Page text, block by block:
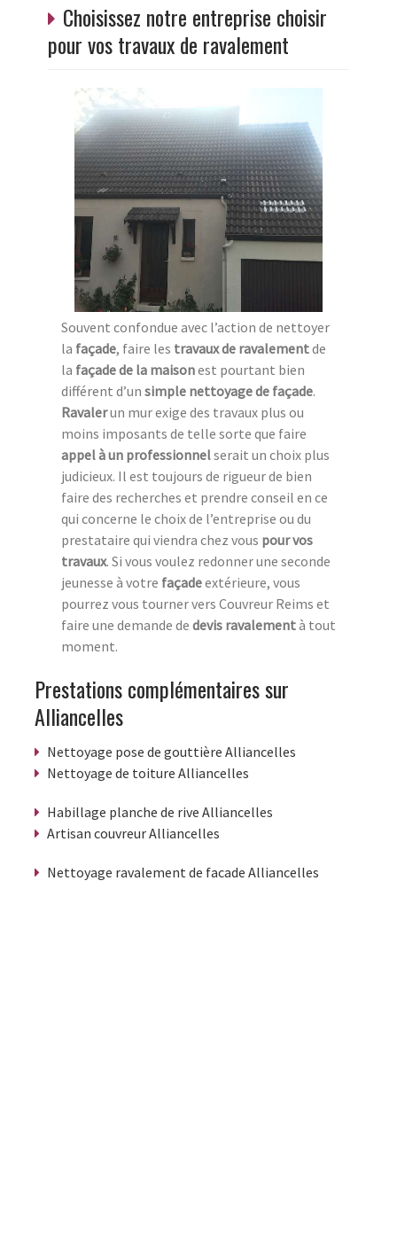
Choisissez notre entreprise choisir
pour vos travaux de ravalement
Souvent confondue avec l’action de nettoyer
la façade, faire les travaux de ravalementde
la façade de la maisonest pourtant bien
différent d’un simple nettoyage de façade.
Ravalerun mur exige des travaux plus ou
moins imposants de telle sorte que faire
appel à un professionnelserait un choix plus
judicieux. Il est toujours de rigueur de bien
faire des recherches et prendre conseil en ce
qui concerne le choix de l’entreprise ou du
prestataire qui viendra chez vous pour vos
travaux. Si vous voulez redonner une seconde
jeunesse à votre façadeextérieure, vous
pourrez vous tourner vers Couvreur Reims et
faire une demande de devis ravalementà tout
moment.
Prestations complémentaires sur
Alliancelles
Nettoyage pose de gouttière Alliancelles
Nettoyage de toiture Alliancelles
Habillage planche de rive Alliancelles
Artisan couvreur Alliancelles
Nettoyage ravalement de facade Alliancelles